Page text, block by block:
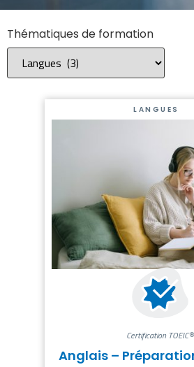
Thématiques de formation
LANGUES
Certification TOEIC®
Anglais –